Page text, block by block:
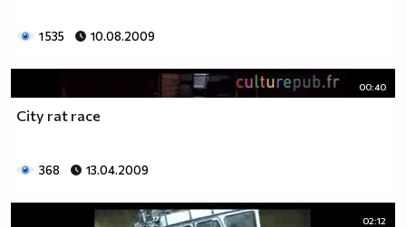
1 535 10.08.2009
00:40
City rat race
368 13.04.2009
02:12